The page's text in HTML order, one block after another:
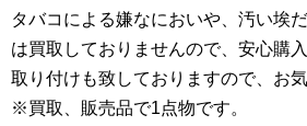
タバコによる嫌なにおいや、汚い埃だ
は買取しておりませんので、安心購入
取り付けも致しておりますので、お
※買取、販売品で1点物です。